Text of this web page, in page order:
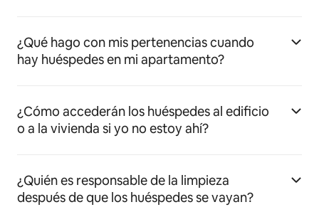
¿Qué hago con mis pertenencias cuando
hay huéspedes en mi apartamento?
¿Cómo accederán los huéspedes al edificio
o a la vivienda si yo no estoy ahí?
¿Quién es responsable de la limpieza
después de que los huéspedes se vayan?